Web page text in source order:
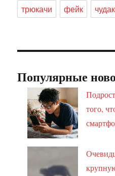
трюкачи
фейк
Популярные
того,